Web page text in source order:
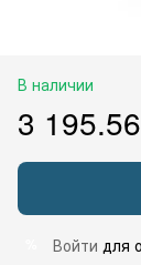
В наличии
3
Войти для